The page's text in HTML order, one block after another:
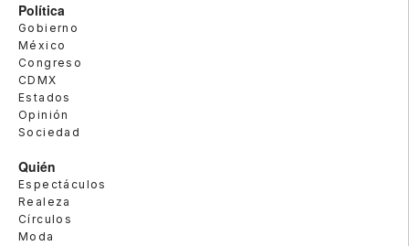
Política
Gobierno
México
Congreso
CDMX
Estados
Opinión
Sociedad
Quién
Espectáculos
Realeza
Círculos
Moda